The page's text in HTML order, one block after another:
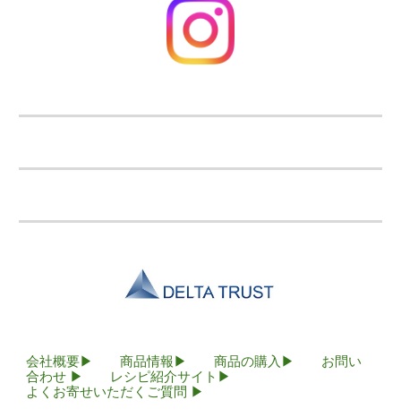
会社概要▶商品情報▶商品の購入 ▶ お問い
合わせ ▶ レシピ紹介サイト ▶
よくお寄せいただくご質問 ▶